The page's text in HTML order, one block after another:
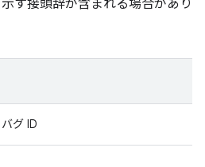
す接頭辞が含まれる場合があり
グ ID